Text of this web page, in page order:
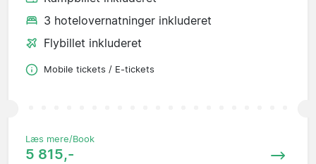
3 hotelovernatninger inkluderet
Flybillet inkluderet
Mobile tickets / E-tickets
Læs mere/Book
5 815,-